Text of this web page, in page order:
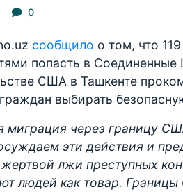
0
сообщило о том, что
попасть в
США в Ташкенте
выбирать
миграция через границу
эти действия и
лжи преступных
людей как товар.